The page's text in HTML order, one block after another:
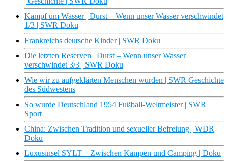
Kampf um Wasser | Durst – Wenn unser Wasser verschwindet
1/3 | SWR Doku
Frankreichs deutsche Kinder | SWR Doku
Die letzten Reserven | Durst – Wenn unser Wasser
verschwindet 3/3 | SWR Doku
Wie wir zu aufgeklärten Menschen wurden | SWR Geschichte
des Südwestens
So wurde Deutschland 1954 Fußball-Weltmeister | SWR
Sport
China: Zwischen Tradition und sexueller Befreiung | WDR
Doku
Luxusinsel SYLT – Zwischen Kampen und Camping | Doku